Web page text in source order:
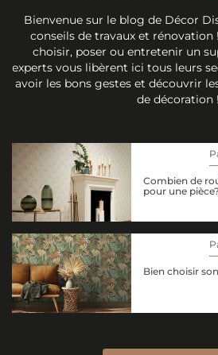
Bienvenue sur le blog de Décor
conseils de travaux et rénovation
choisir, poser ou entretenir un
experts vous libèrent ici tous leurs
avoir les bons gestes et découvrir
de décoration !
Combien de
pour une pièce?
Bien choisir